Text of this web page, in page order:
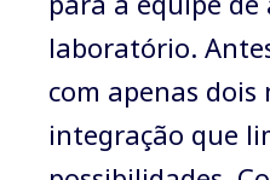
laboratório.
com apenas dois
integração que